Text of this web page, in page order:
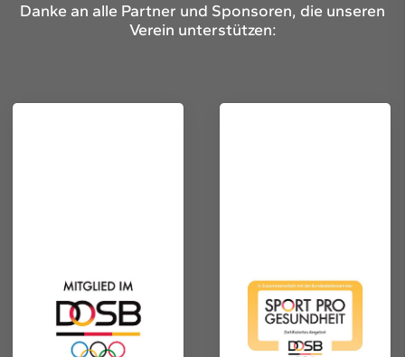
Danke an alle Partner und Sponsoren, die unseren
Verein unterstützen: